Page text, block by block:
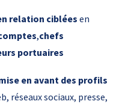
relation ciblées en
,chefs
portuaires
en avant des profils
réseaux sociaux, presse,